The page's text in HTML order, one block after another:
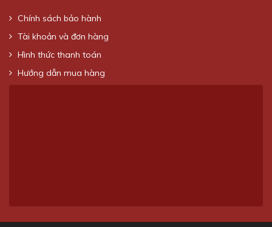
Chính sách bảo hành
Tài khoản và đơn hàng
Hình thức thanh toán
Hướng dẫn mua hàng